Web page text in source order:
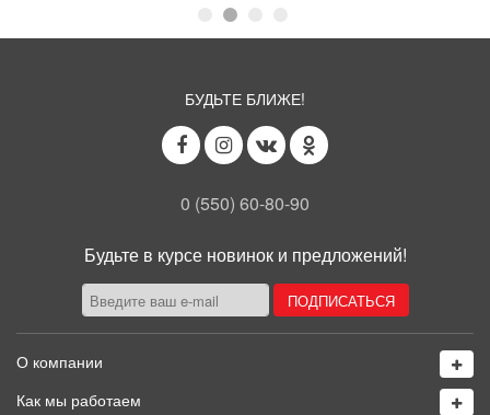
БУДЬТЕ БЛИЖЕ!
0 (550) 60-80-90
Будьте в курсе новинок и предложений!
О компании
Как мы работаем